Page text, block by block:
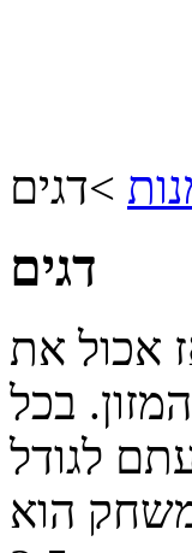
>דגים
דגים
אכול את
בכל
לגודל
הוא